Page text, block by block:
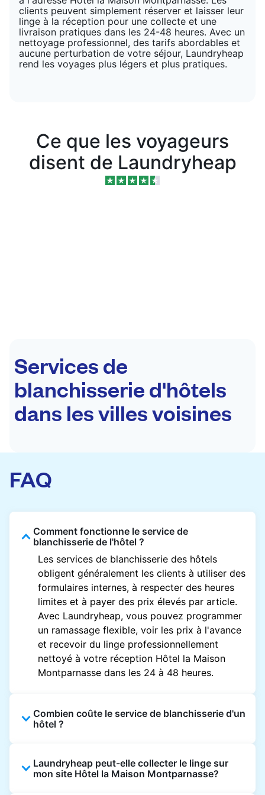
clients peuvent simplement réserver et laisser leur
linge à la réception pour une collecte et une
livraison pratiques dans les 24-48 heures. Avec un
nettoyage professionnel, des tarifs abordables et
aucune perturbation de votre séjour, Laundryheap
rend les voyages plus légers et plus pratiques.
Ce que les voyageurs
disent de Laundryheap
Services de
blanchisserie d'hôtels
dans les villes voisines
FAQ
Comment fonctionne le service de
blanchisserie de l'hôtel ?
Les services de blanchisserie des hôtels
obligent généralement les clients à utiliser des
formulaires internes, à respecter des heures
limites et à payer des prix élevés par article.
Avec Laundryheap, vous pouvez programmer
un ramassage flexible, voir les prix à l'avance
et recevoir du linge professionnellement
nettoyé à votre réception Hôtel la Maison
Montparnasse dans les 24 à 48 heures.
Combien coûte le service de blanchisserie d'un
hôtel ?
fonction de l'établissement et du vêtement et
sont souvent beaucoup plus élevés.
Laundryheap peut-elle collecter le linge sur
mon site Hôtel la Maison Montparnasse?